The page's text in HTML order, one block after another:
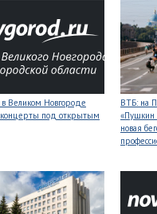
в Великом Новгороде
под открытым
ВТБ: на
«Пушкин
новая